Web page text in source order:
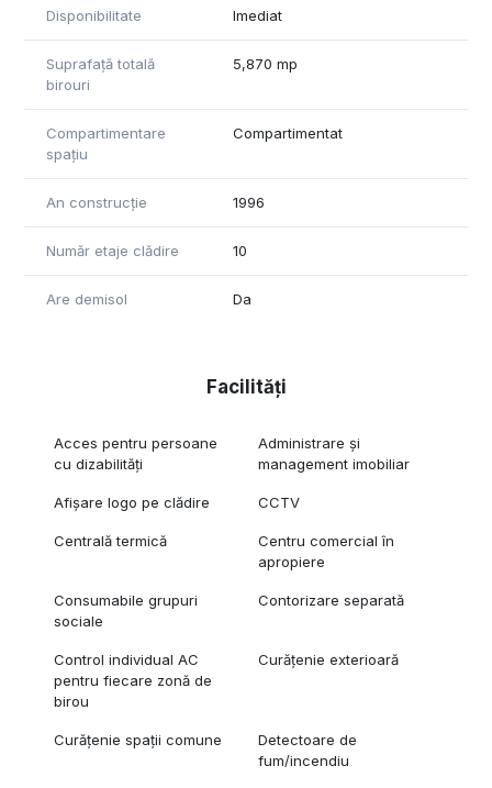
Prețul de închiriere afișat este orientativ și se referă la un
(service charge). Prețul final de închiriere va fi stabilit în urma
precum și de durata contractului de închiriere si alte
negocieri.
Disponibilitate Imediat
Suprafață totală
birouri
5,870 mp
Compartimentare
spațiu
Compartimentat
An construcție 1996
Număr etaje clădire 10
Are demisol Da
Facilități
Acces pentru persoane
cu dizabilități
Administrare și
management imobiliar
Afișare logo pe clădire CCTV
Centrală termică
Centru comercial în
apropiere
Consumabile grupuri
sociale
Contorizare separată
Control individual AC
pentru fiecare zonă de
birou
Curățenie exterioară
Curățenie spații comune
Detectoare de
fum/incendiu